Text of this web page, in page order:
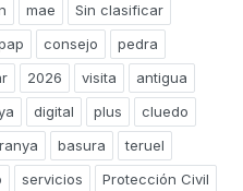
mae
Sin clasificar
consejo
pedra
2026 visita
antigua
digital plus
cluedo
basura
teruel
servicios Protección Civil